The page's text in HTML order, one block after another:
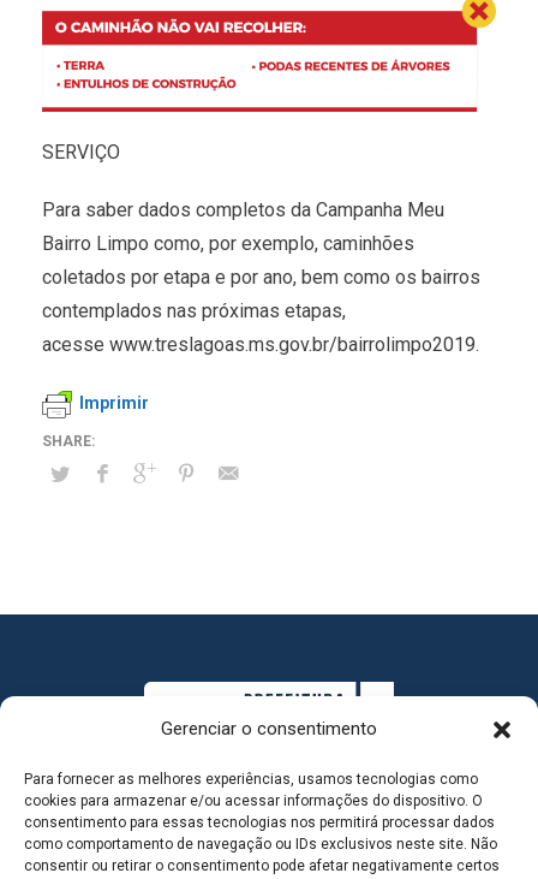
Gerenciar o consentimento
Para fornecer as melhores experiências, usamos tecnologias como
cookies para armazenar e/ou acessar informações do dispositivo. O
consentimento para essas tecnologias nos permitirá processar dados
como comportamento de navegação ou IDs exclusivos neste site. Não
consentir ou retirar o consentimento pode afetar negativamente certos
SERVIÇO
Para saber dados completos da Campanha Meu
Bairro Limpo como, por exemplo, caminhões
coletados por etapa e por ano, bem como os bairros
contemplados nas próximas etapas,
acesse www.treslagoas.ms.gov.br/bairrolimpo2019.
Imprimir
MAPA DO SITE